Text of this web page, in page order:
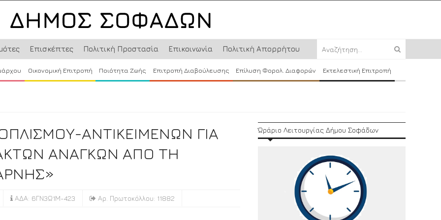
Επισκέπτες Πολιτική Προστασία Επικοινωνία Πολιτική Απορρήτου
Οικονομική Επιτροπή Ποιότητα Ζωής Επιτροπή Διαβούλευσης Επίλυση Φορολ. Διαφορών Εκτελεστική Επιτροπή
ΑΝΤΙΚΕΙΜΕΝΩΝ ΓΙΑ
ΑΝΑΓΚΩΝ ΑΠΟ ΤΗ
ΑΔΑ: 6ΓΝ3Ω1Μ-423 Αρ. Πρωτοκόλλου: 11882
Ώράριο Λειτουργίας Δήμου Σοφάδων